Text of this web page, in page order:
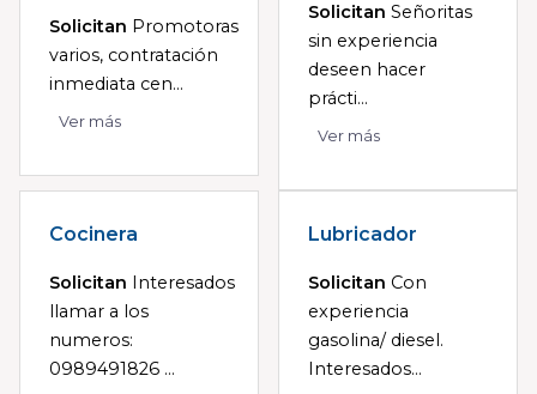
Solicitan Promotoras
varios, contratación
inmediata cen...
Ver más
Solicitan Señoritas
sin experiencia
deseen hacer
prácti...
Ver más
Cocinera
Solicitan Interesados
llamar a los
numeros:
0989491826 ...
Lubricador
Solicitan Con
experiencia
gasolina/ diesel.
Interesados...